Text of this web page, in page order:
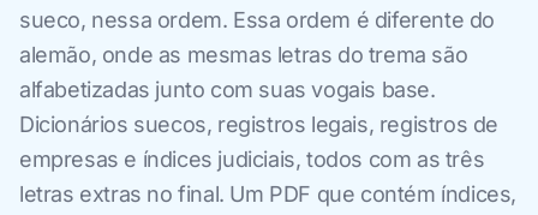
sueco, nessa ordem. Essa ordem é diferente do
alemão, onde as mesmas letras do trema são
alfabetizadas junto com suas vogais base.
Dicionários suecos, registros legais, registros de
empresas e índices judiciais, todos com as três
letras extras no final. Um PDF que contém índices,